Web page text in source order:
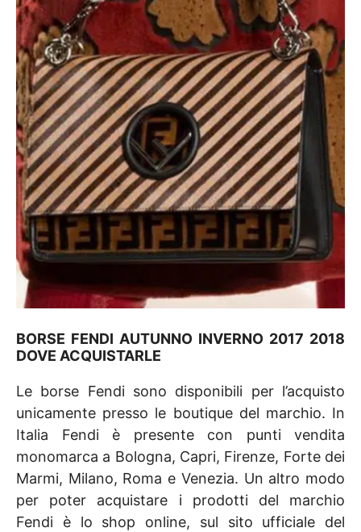
BORSE FENDI AUTUNNO INVERNO 2017 2018
DOVE ACQUISTARLE
Le borse Fendi sono disponibili per l’acquisto
unicamente presso le boutique del marchio. In
Italia Fendi è presente con punti vendita
monomarca a Bologna, Capri, Firenze, Forte dei
Marmi, Milano, Roma e Venezia. Un altro modo
per poter acquistare i prodotti del marchio
Fendi è lo shop online, sul sito ufficiale del